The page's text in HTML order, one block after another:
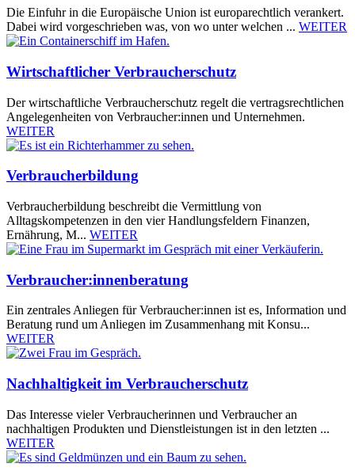
Die Einfuhr in die Europäische Union ist europarechtlich verankert.
Dabei wird vorgeschrieben was, von wo unter welchen ... WEITER
Wirtschaftlicher Verbraucherschutz
Der wirtschaftliche Verbraucherschutz regelt die vertragsrechtlichen
Angelegenheiten von Verbraucher:innen und Unternehmen.
WEITER
Verbraucherbildung
Verbraucherbildung beschreibt die Vermittlung von
Alltagskompetenzen in den vier Handlungsfeldern Finanzen,
Ernährung, M... WEITER
Verbraucher:innenberatung
Ein zentrales Anliegen für Verbraucher:innen ist es, Information und
Beratung rund um Anliegen im Zusammenhang mit Konsu...
WEITER
Nachhaltigkeit im Verbraucherschutz
Das Interesse vieler Verbraucherinnen und Verbraucher an
nachhaltigen Produkten und Dienstleistungen ist in den letzten ...
WEITER